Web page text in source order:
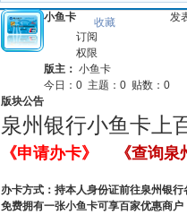
小鱼卡
收藏
订阅
权限
版主： 小鱼卡
今日： 0 主题： 0 贴数： 0
发
版块公告
泉州银行小鱼卡上
《申请办卡》 《查询泉
办卡方式：持本人身份证前往泉州银行
免费拥有一张小鱼卡可享百家优惠商